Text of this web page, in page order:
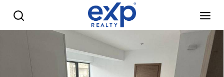
Vendo Moderno apartamento en Piantini - eXp Realty